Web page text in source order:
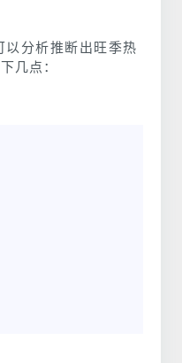
分析推断出旺季热
几点：